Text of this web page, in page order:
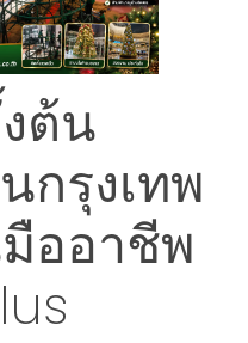
ต้น
กรุงเทพ
ออาชีพ